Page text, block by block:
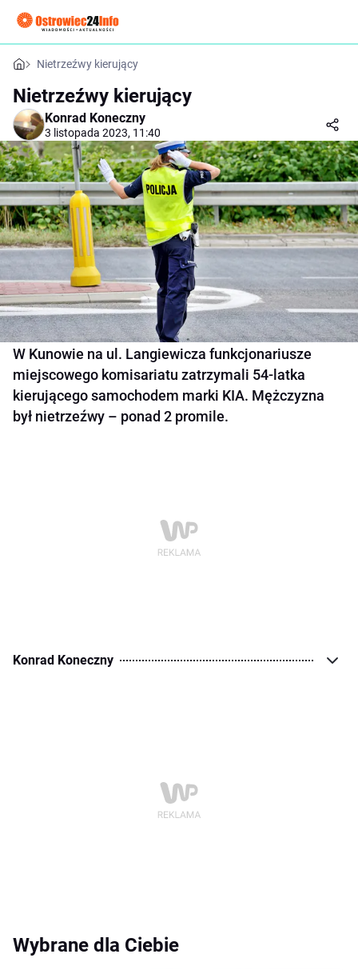
Nietrzeźwy kierujący
Nietrzeźwy kierujący
Konrad Koneczny
3 listopada 2023, 11:40
W Kunowie na ul. Langiewicza funkcjonariusze
miejscowego komisariatu zatrzymali 54-latka
kierującego samochodem marki KIA. Mężczyzna
był nietrzeźwy – ponad 2 promile.
Konrad Koneczny
Wybrane dla Ciebie